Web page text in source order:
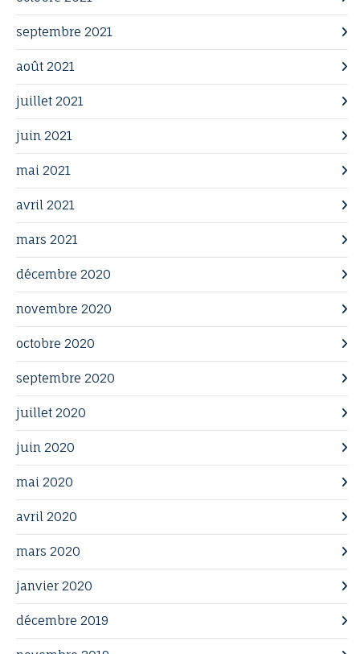
septembre 2021
août 2021
juillet 2021
juin 2021
mai 2021
avril 2021
mars 2021
décembre 2020
novembre 2020
octobre 2020
septembre 2020
juillet 2020
juin 2020
mai 2020
avril 2020
mars 2020
janvier 2020
décembre 2019